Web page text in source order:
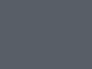
posiadających